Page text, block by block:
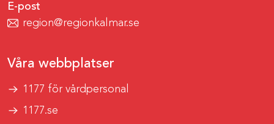
E-post
region@regionkalmar.se
Våra webbplatser
1177 för vårdpersonal
1177.se